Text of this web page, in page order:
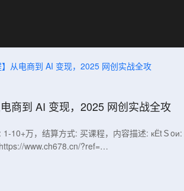
】从电商到 AI 变现，2025 网创实战全攻
商到 AI 变现，2025 网创实战全攻
10+万，结算方式: 买课程，内容描述: кЁtＳ
www.ch678.cn/?ref=…